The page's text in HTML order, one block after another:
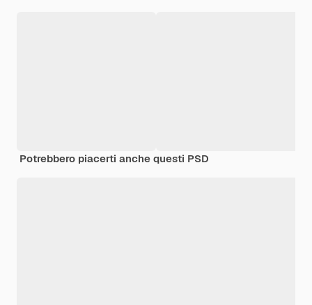
Potrebbero piacerti anche questi PSD